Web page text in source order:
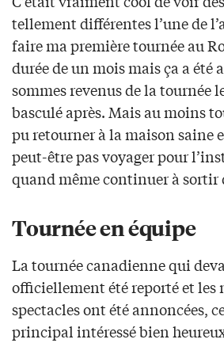
tellement différentes l’une de
faire ma première tournée au
durée de un mois mais ça a été
sommes revenus de la tournée
basculé après. Mais au moins
pu retourner à la maison saine
peut-être pas voyager pour
quand même continuer à sortir
Tournée en équipe
La tournée canadienne qui
officiellement été reporté et les
spectacles ont été annoncées,
principal intéressé bien